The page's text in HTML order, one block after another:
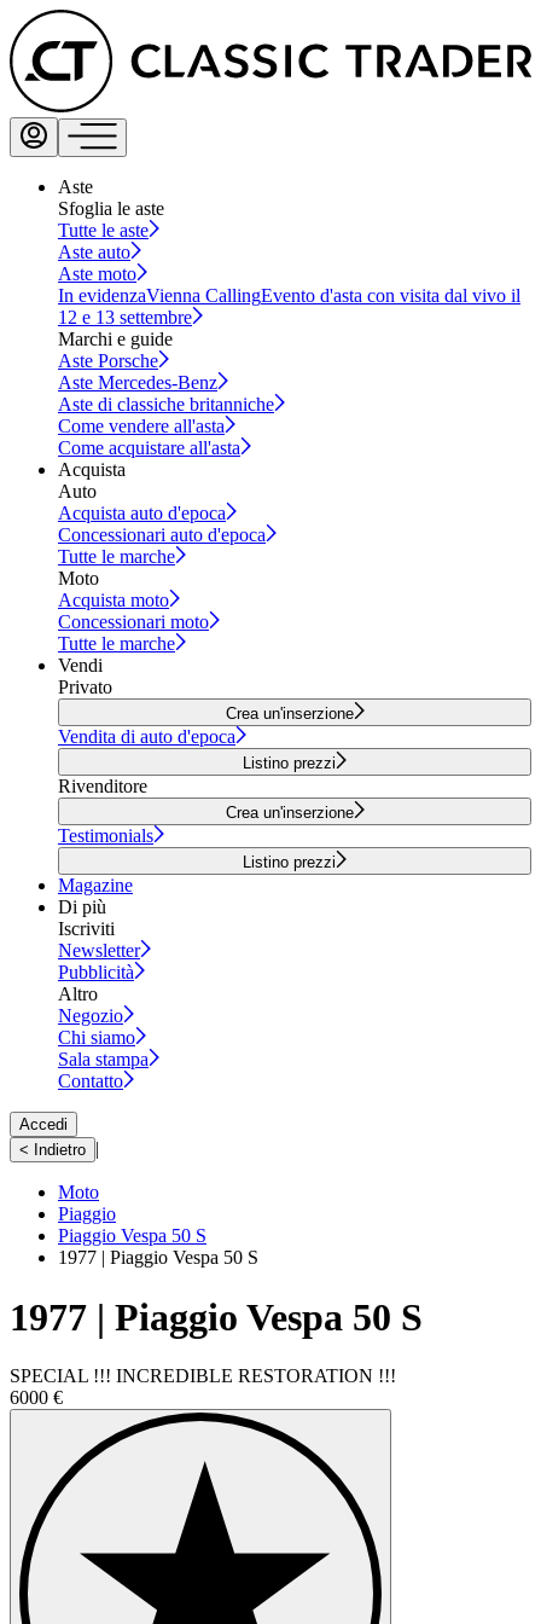
Aste
Sfoglia le aste
Tutte le aste
Aste auto
Aste moto
In evidenzaVienna CallingEvento d'asta con visita dal vivo il
12 e 13 settembre
Marchi e guide
Aste Porsche
Aste Mercedes-Benz
Aste di classiche britanniche
Come vendere all'asta
Come acquistare all'asta
Acquista
Auto
Acquista auto d'epoca
Concessionari auto d'epoca
Tutte le marche
Moto
Acquista moto
Concessionari moto
Tutte le marche
Vendi
Privato
Crea un'inserzione
Vendita di auto d'epoca
Listino prezzi
Rivenditore
Crea un'inserzione
Testimonials
Listino prezzi
Magazine
Di più
Iscriviti
Newsletter
Pubblicità
Altro
Negozio
Chi siamo
Sala stampa
Contatto
Accedi
< Indietro |
Moto
Piaggio
Piaggio Vespa 50 S
1977 | Piaggio Vespa 50 S
1977 | Piaggio Vespa 50 S
SPECIAL !!! INCREDIBLE RESTORATION !!!
6000 €